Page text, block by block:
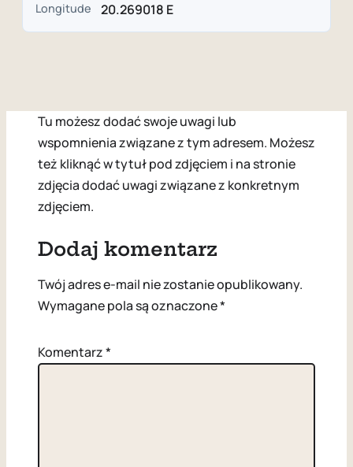
Longitude 20.269018 E
Tu możesz dodać swoje uwagi lub
wspomnienia związane z tym adresem. Możesz
też kliknąć w tytuł pod zdjęciem i na stronie
zdjęcia dodać uwagi związane z konkretnym
zdjęciem.
Dodaj komentarz
Twój adres e-mail nie zostanie opublikowany.
Wymagane pola są oznaczone*
Komentarz*